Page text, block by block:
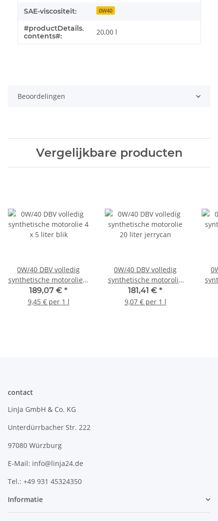
SAE-viscositeit: 0W40
#productDetails.
contents#:
20,00 l
Beoordelingen
Vergelijkbare producten
0W/40 DBV volledig
synthetische motorolie 4
x 5 liter blik
189,07 € *
9,45 € per 1 l
0W/40 DBV volledig
synthetische motorolie
20 liter jerrycan
181,41 € *
9,07 € per 1 l
contact
LinJa GmbH & Co. KG
Unterdürrbacher Str. 222
97080 Würzburg
E-Mail: info@linja24.de
Tel.: +49 931 45324350
Informatie